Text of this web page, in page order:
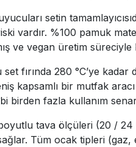
setin
vardır. %100 pamuk
ve vegan üretim
set fırında 280 °C’ye
kapsamlı bir mutfak
birden fazla kullanım
tava ölçüleri (20 /
Tüm ocak tipleri (gaz,